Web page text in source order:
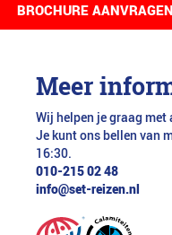
BROCHURE
Meer
Wij helpen je graag met
Je kunt ons bellen van
16:30.
010-215 02 48
info@set-reizen.nl